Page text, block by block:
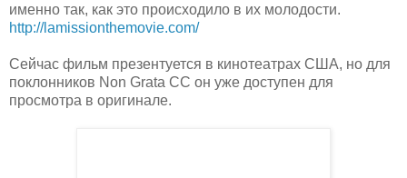
именно так, как это происходило в их молодости.
http://lamissionthemovie.com/
Сейчас фильм презентуется в кинотеатрах США, но для
поклонников Non Grata CC он уже доступен для
просмотра в оригинале.